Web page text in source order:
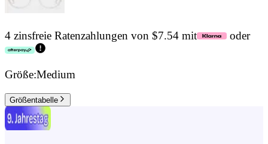
4 zinsfreie Ratenzahlungen von $7.54 mit oder
Größe:Medium
Größentabelle